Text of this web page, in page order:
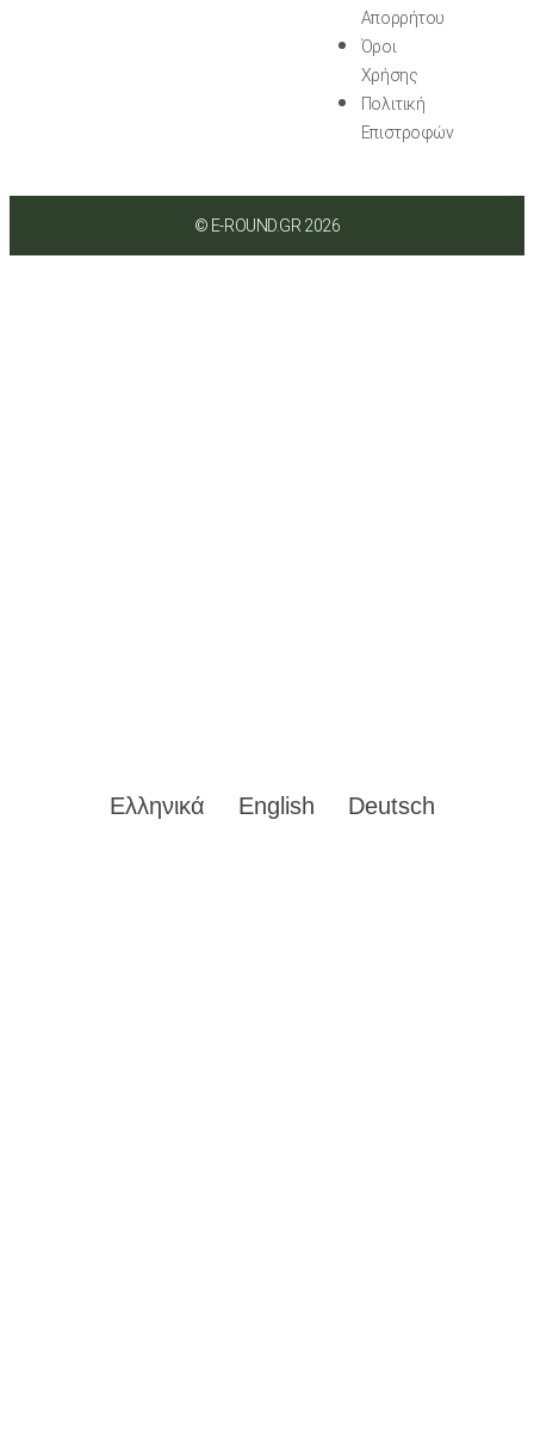
Απορρήτου
Όροι
Χρήσης
Πολιτική
Επιστροφών
© E-ROUND.GR 2026
Ελληνικά English Deutsch